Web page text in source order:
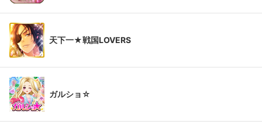
天下一★戦国LOVERS
ガルショ☆